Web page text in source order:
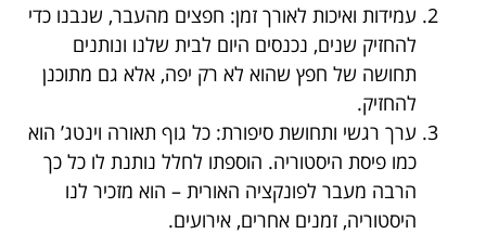
עמידות ואיכות לאורך זמן: חפצים מהעבר, שנבנו כדי
להחזיק שנים, נכנסים היום לבית שלנו ונותנים
תחושה של חפץ שהוא לא רק יפה, אלא גם מתוכנן
להחזיק.
ערך רגשי ותחושת סיפורת: כל גוף תאורה וינטג’ הוא
כמו פיסת היסטוריה. הוספתו לחלל נותנת לו כל כך
הרבה מעבר לפונקציה האורית – הוא מזכיר לנו
היסטוריה, זמנים אחרים, אירועים.